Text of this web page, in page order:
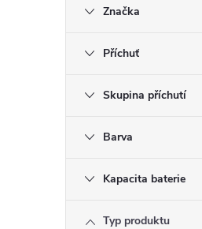
Značka
Příchuť
Skupina příchutí
Barva
Kapacita baterie
Typ produktu